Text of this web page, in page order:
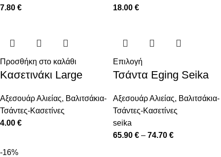
7.80 €
18.00 €
Προσθήκη στο καλάθι
Κασετινάκι Large
Αξεσουάρ Αλιείας, Βαλιτσάκια-
Τσάντες-Κασετίνες
4.00 €
Επιλογή
Τσάντα Eging Seika
Αξεσουάρ Αλιείας, Βαλιτσάκια-
Τσάντες-Κασετίνες
seika
65.90 € – 74.70 €
-16%